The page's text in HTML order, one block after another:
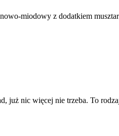
miodowy z dodatkiem
już nic więcej nie trzeba. To